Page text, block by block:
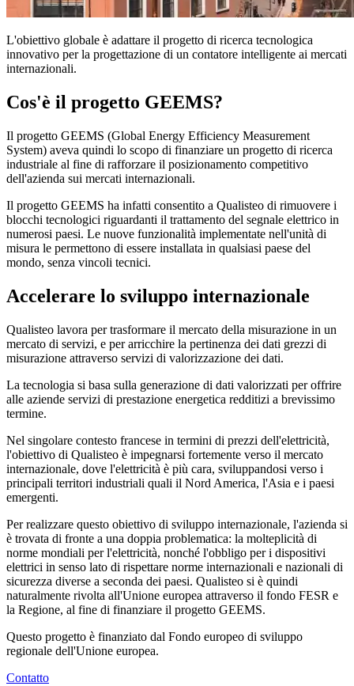
L'obiettivo globale è adattare il progetto di ricerca tecnologica
innovativo per la progettazione di un contatore intelligente ai mercati
internazionali.
Cos'è il progetto GEEMS?
Il progetto GEEMS (Global Energy Efficiency Measurement
System) aveva quindi lo scopo di finanziare un progetto di ricerca
industriale al fine di rafforzare il posizionamento competitivo
dell'azienda sui mercati internazionali.
Il progetto GEEMS ha infatti consentito a Qualisteo di rimuovere i
blocchi tecnologici riguardanti il trattamento del segnale elettrico in
numerosi paesi. Le nuove funzionalità implementate nell'unità di
misura le permettono di essere installata in qualsiasi paese del
mondo, senza vincoli tecnici.
Accelerare lo sviluppo internazionale
Qualisteo lavora per trasformare il mercato della misurazione in un
mercato di servizi, e per arricchire la pertinenza dei dati grezzi di
misurazione attraverso servizi di valorizzazione dei dati.
La tecnologia si basa sulla generazione di dati valorizzati per offrire
alle aziende servizi di prestazione energetica redditizi a brevissimo
termine.
Nel singolare contesto francese in termini di prezzi dell'elettricità,
l'obiettivo di Qualisteo è impegnarsi fortemente verso il mercato
internazionale, dove l'elettricità è più cara, sviluppandosi verso i
principali territori industriali quali il Nord America, l'Asia e i paesi
emergenti.
Per realizzare questo obiettivo di sviluppo internazionale, l'azienda si
è trovata di fronte a una doppia problematica: la molteplicità di
norme mondiali per l'elettricità, nonché l'obbligo per i dispositivi
elettrici in senso lato di rispettare norme internazionali e nazionali di
sicurezza diverse a seconda dei paesi. Qualisteo si è quindi
naturalmente rivolta all'Unione europea attraverso il fondo FESR e
la Regione, al fine di finanziare il progetto GEEMS.
Questo progetto è finanziato dal Fondo europeo di sviluppo
regionale dell'Unione europea.
Contatto